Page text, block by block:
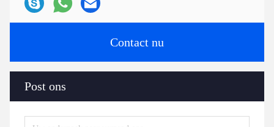
Contact nu
Post ons